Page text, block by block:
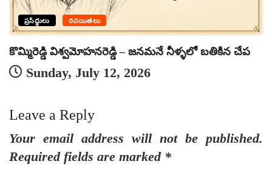
ప్రసిద్ధులు రచయితలు
కొమ్మిరెడ్డి విశ్వమోహనరెడ్డి – జనమనే నీళ్ళలో బతికిన చేప
Sunday, July 12, 2026
Leave a Reply
Your email address will not be published.
Required fields are marked *